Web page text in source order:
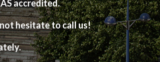
accredited.
hesitate to call us!